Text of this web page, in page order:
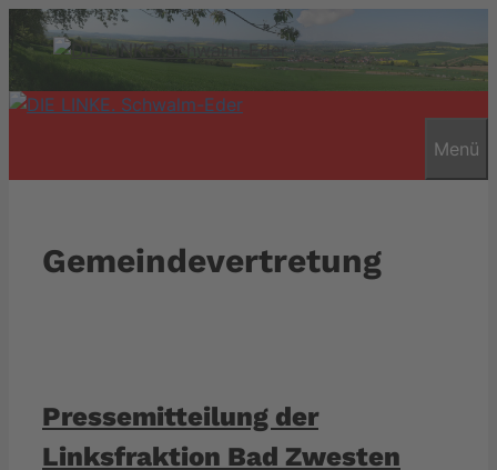
Zum
Inhalt
springen
Menü
Gemeindevertretung
Pressemitteilung der
Linksfraktion Bad Zwesten